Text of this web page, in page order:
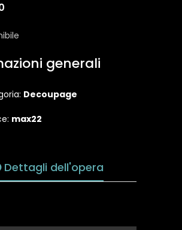
generali
Decoupage
max22
Dettagli dell'opera